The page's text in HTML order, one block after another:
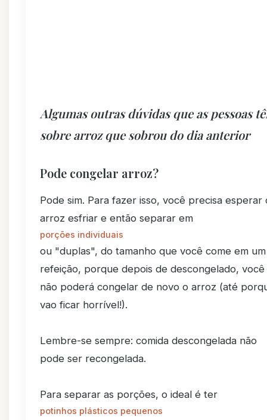
Algumas outras dúvidas que as pessoas
sobre arroz que sobrou do dia anterior
Pode congelar arroz?
Pode sim. Para fazer isso, você precisa esperar
arroz esfriar e então separar em
porções individuais
ou "duplas", do tamanho que você come em um
refeição, porque depois de descongelado, você
não poderá congelar de novo o arroz (até
vao ficar horrível!).
Lembre-se sempre: comida descongelada não
pode ser recongelada.
Para separar as porções, o ideal é ter
potinhos plásticos pequenos